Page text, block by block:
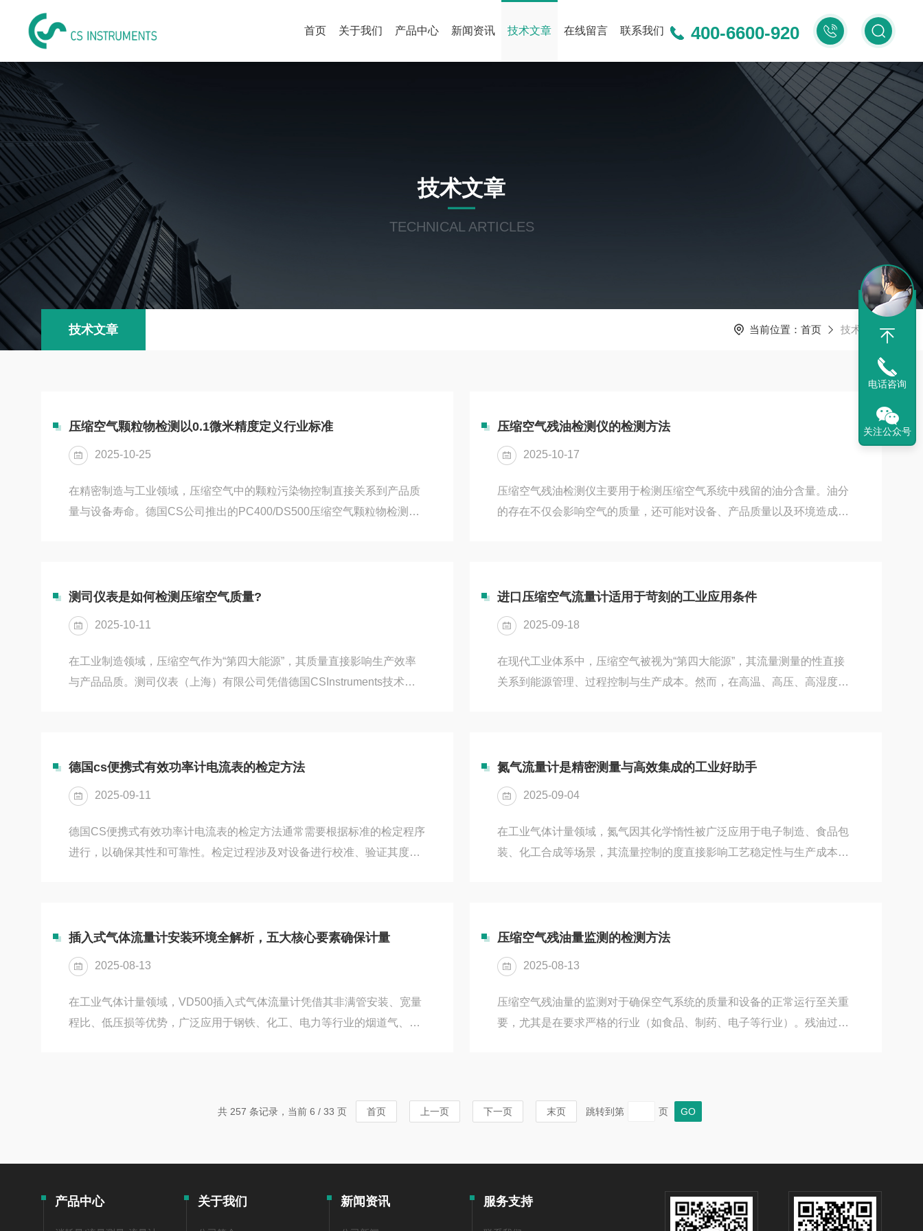
400-
6600-
920
400-6600-920
首页 关于我们 产品中心 新闻资讯 技术文章 在线留言 联系我们
技术文章
TECHNICAL ARTICLES
技术文章 当前位置： 首页 技术文章
压缩空气颗粒物检测以0.1微米精度定义行业标准
2025-10-25
在精密制造与工业领域，压缩空气中的颗粒污染物控制直接关系到产品质
量与设备寿命。德国CS公司推出的PC400/DS500压缩空气颗粒物检测系
标准中1级压缩空气质量要求的等级。相比市场同类产品2.83升/分钟的常
规流量，PC400实现28.3升/分钟（1立方英尺/分钟）的十倍流...
压缩空气残油检测仪的检测方法
2025-10-17
压缩空气残油检测仪主要用于检测压缩空气系统中残留的油分含量。油分
的存在不仅会影响空气的质量，还可能对设备、产品质量以及环境造成影
空气系统中取样，将一定量的气体通过滤器或吸附装置进行处理，去除固
体颗粒。溶剂萃取：使用适当的溶剂（如乙醇或正己烷）溶解残油。通
常，溶剂能有效溶解油类物质。测量...
测司仪表是如何检测压缩空气质量?
2025-10-11
在工业制造领域，压缩空气作为“第四大能源”，其质量直接影响生产效率
与产品品质。测司仪表（上海）有限公司凭借德国CSInstruments技术授
（PID）技术，通过催化转换器燃烧碳氢化合物实现零校准运行，检测下
限达0.001mg/m³，可监测ISO8573-1Class1级压缩...
进口压缩空气流量计适用于苛刻的工业应用条件
2025-09-18
在现代工业体系中，压缩空气被视为“第四大能源”，其流量测量的性直接
关系到能源管理、过程控制与生产成本。然而，在高温、高压、高湿度、
业压缩空气系统常面临多种挑战：1.高压与脉动流：压缩机出口压力可达
1.6MPa以上，且存在显著脉动，普通流量计易损坏或测量失准；2.高温与
冷凝水：压缩空气温度可...
德国cs便携式有效功率计电流表的检定方法
2025-09-11
德国CS便携式有效功率计电流表的检定方法通常需要根据标准的检定程序
进行，以确保其性和可靠性。检定过程涉及对设备进行校准、验证其度，
因素对测量结果的影响。2.标准设备选择参考标准：选择符合标准（如
IEC标准）的电流标准源或者已知度的仪表作为参照。校准设备：准备符
合要求的校准设备（如标准电...
氮气流量计是精密测量与高效集成的工业好助手
2025-09-04
在工业气体计量领域，氮气因其化学惰性被广泛应用于电子制造、食品包
装、化工合成等场景，其流量控制的度直接影响工艺稳定性与生产成本。
计的核心价值。一、技术性能：微小流量至大通量的全范围覆盖德国CS紧
凑型氮气流量计采用热式质量流量测量原理，通过加热传感器元件并监测
气体流动带走的热量变化，直接...
插入式气体流量计安装环境全解析，五大核心要素确保计量
2025-08-13
在工业气体计量领域，VD500插入式气体流量计凭借其非满管安装、宽量
程比、低压损等优势，广泛应用于钢铁、化工、电力等行业的烟道气、压
分的“三角”VD500采用热扩散式或差压式原理，需确保气体温度、压力在
设备量程范围内：1.温度：常规型适用-40℃至+250℃，高温型可扩展至
压缩空气残油量监测的检测方法
2025-08-13
压缩空气残油量的监测对于确保空气系统的质量和设备的正常运行至关重
要，尤其是在要求严格的行业（如食品、制药、电子等行业）。残油过多
空气中含有油雾时，传感器能感知到油雾的存在，并给出相应的油雾浓度
值。应用：这种方法适用于空气中含有油雾的监测，并且可以实时显示油
共 257 条记录，当前 6 / 33 页 首页 上一页 下一页 末页 跳转到第 页
产品中心 关于我们 新闻资讯 服务支持
电话咨询
关注公众号